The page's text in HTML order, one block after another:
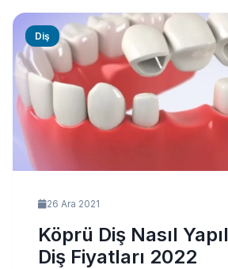
Diş
26 Ara 2021
Köprü Diş Nasıl
Diş Fiyatları 2022